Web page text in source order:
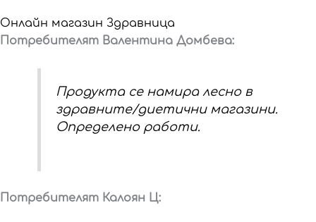
Онлайн магазин Здравница
Потребителят Валентина Домбева:
Продукта се намира лесно в
здравните/диетични магазини.
Определено работи.
Потребителят Калоян Ц: